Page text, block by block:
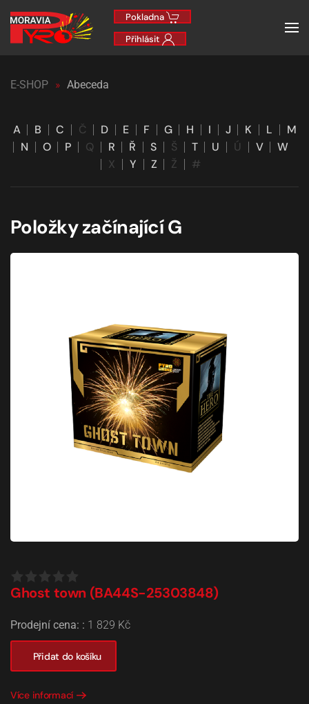
Pokladna
Přihlásit
E-SHOP Abeceda
A B C Č D E F G H I J K L
M
N
O P Q R Ř S Š T U Ú V
W
X
Y Z Ž #
Položky začínající G
Ghost town (BA44S-25303848)
Prodejní cena: : 1 829 Kč
Přidat do košíku
Více informací